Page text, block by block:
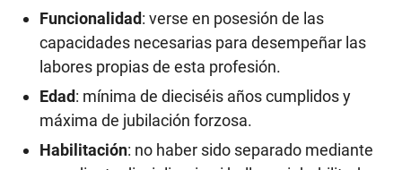
Funcionalidad: verse en posesión de las
capacidades necesarias para desempeñar las
labores propias de esta profesión.
Edad: mínima de dieciséis años cumplidos y
máxima de jubilación forzosa.
Habilitación: no haber sido separado mediante